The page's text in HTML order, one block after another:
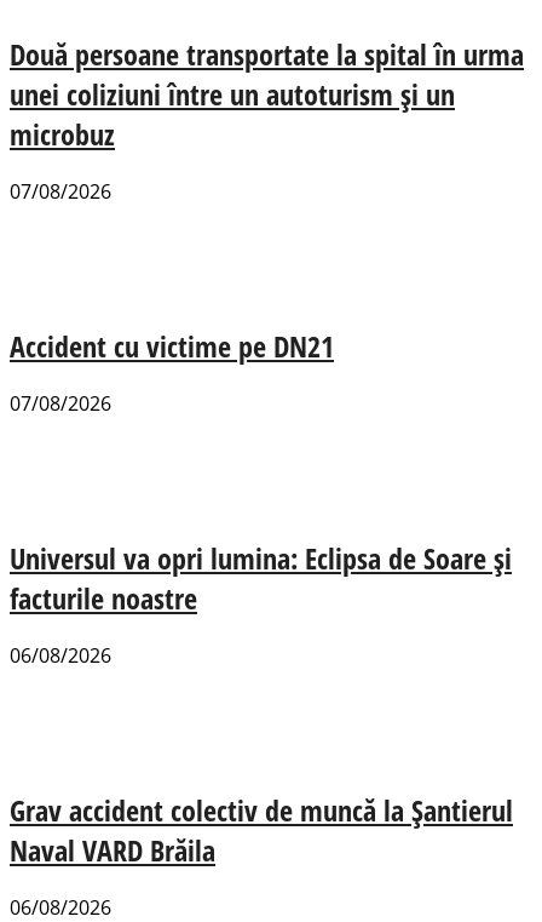
Două persoane transportate la spital în urma
unei coliziuni între un autoturism și un
microbuz
07/08/2026
Accident cu victime pe DN21
07/08/2026
Universul va opri lumina: Eclipsa de Soare și
facturile noastre
06/08/2026
Grav accident colectiv de muncă la Șantierul
Naval VARD Brăila
06/08/2026